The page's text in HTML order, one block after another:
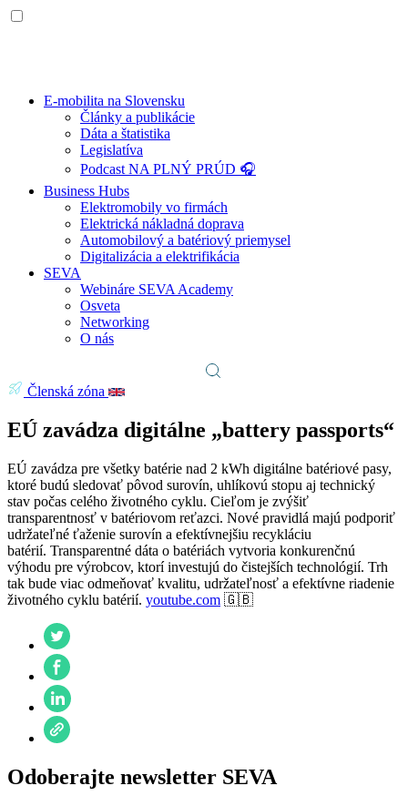
E-mobilita na Slovensku
Články a publikácie
Dáta a štatistika
Legislatíva
Podcast NA PLNÝ PRÚD 🎧
Business Hubs
Elektromobily vo firmách
Elektrická nákladná doprava
Automobilový a batériový priemysel
Digitalizácia a elektrifikácia
SEVA
Webináre SEVA Academy
Osveta
Networking
O nás
Členská zóna
EÚ zavádza digitálne „battery passports“
EÚ zavádza pre všetky batérie nad 2 kWh digitálne batériové pasy,
ktoré budú sledovať pôvod surovín, uhlíkovú stopu aj technický
stav počas celého životného cyklu. Cieľom je zvýšiť
transparentnosť v batériovom reťazci. Nové pravidlá majú podporiť
udržateľné ťaženie surovín a efektívnejšiu recykláciu
batérií. Transparentné dáta o batériách vytvoria konkurenčnú
výhodu pre výrobcov, ktorí investujú do čistejších technológií. Trh
tak bude viac odmeňovať kvalitu, udržateľnosť a efektívne riadenie
životného cyklu batérií. youtube.com 🇬🇧
Odoberajte newsletter SEVA